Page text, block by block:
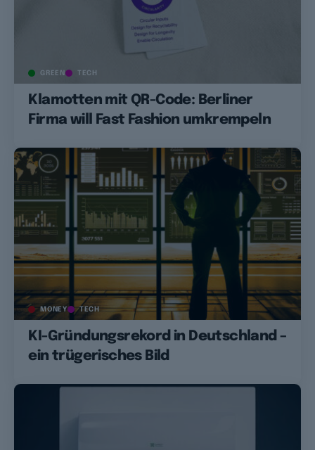
GREEN TECH
Klamotten mit QR-Code: Berliner
Firma will Fast Fashion umkrempeln
MONEY TECH
KI-Gründungsrekord in Deutschland –
ein trügerisches Bild